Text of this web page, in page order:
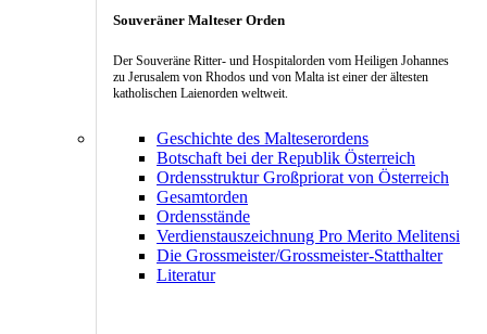
Souveräner Malteser Orden
Der Souveräne Ritter- und Hospitalorden vom Heiligen Johannes
zu Jerusalem von Rhodos und von Malta ist einer der ältesten
katholischen Laienorden weltweit.
Geschichte des Malteserordens
Botschaft bei der Republik Österreich
Ordensstruktur Großpriorat von Österreich
Gesamtorden
Ordensstände
Verdienstauszeichnung Pro Merito Melitensi
Die Grossmeister/Grossmeister-Statthalter
Literatur